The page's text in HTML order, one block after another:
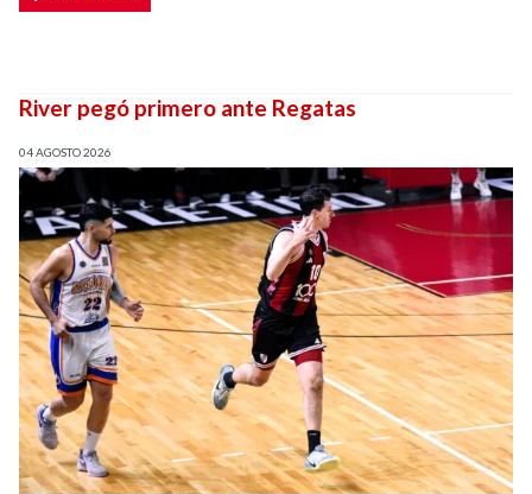
River pegó primero ante Regatas
04 AGOSTO 2026